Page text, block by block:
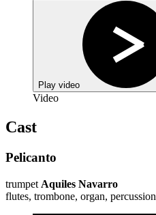
Play video
Video
Cast
Pelicanto
trumpet Aquiles Navarro
flutes, trombone, organ, percussion